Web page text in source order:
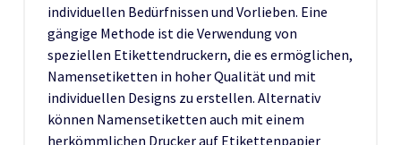
individuellen Bedürfnissen und Vorlieben. Eine
gängige Methode ist die Verwendung von
speziellen Etikettendruckern, die es ermöglichen,
Namensetiketten in hoher Qualität und mit
individuellen Designs zu erstellen. Alternativ
können Namensetiketten auch mit einem
herkömmlichen Drucker auf Etikettenpapier